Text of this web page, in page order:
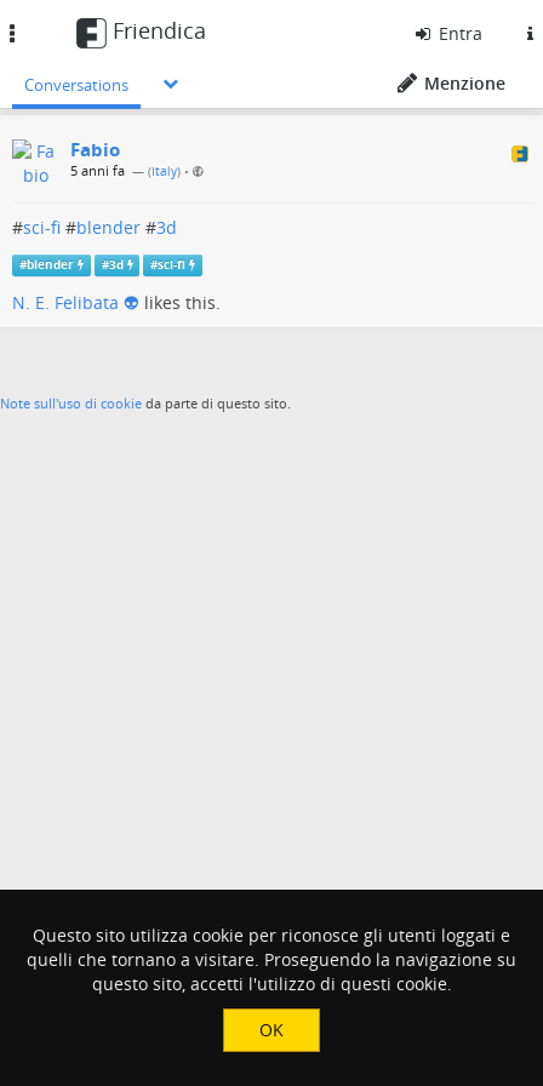
Friendica Entra
Conversations Menzione
Fabio
5 anni fa — (Italy) •
#sci-fi #blender #3d
#blender #3d #sci-fi
N. E. Felibata 👽 likes this.
Questo sito utilizza cookie per riconosce gli utenti loggati e
quelli che tornano a visitare. Proseguendo la navigazione su
questo sito, accetti l'utilizzo di questi cookie.
OK
Note sull'uso di cookie da parte di questo sito.